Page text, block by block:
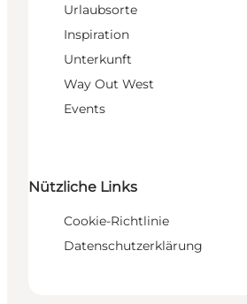
Urlaubsorte
Inspiration
Unterkunft
Way Out West
Events
Nützliche Links
Cookie-Richtlinie
Datenschutzerklärung